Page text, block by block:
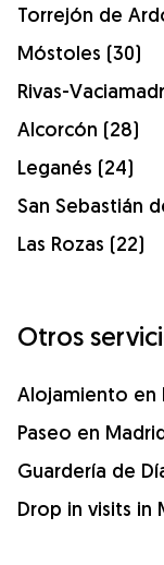
Torrejón de
Móstoles (30)
Rivas-
Alcorcón (28)
Leganés (24)
San Sebastián
Las Rozas (22)
Otros
Alojamiento en
Paseo en
Guardería de
Drop in visits in